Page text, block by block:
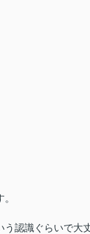
う認識ぐらいで大